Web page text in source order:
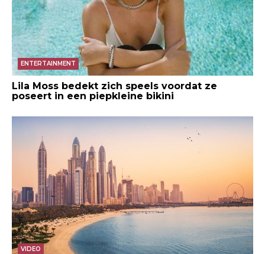
ENTERTAINMENT
Lila Moss bedekt zich speels voordat ze
poseert in een piepkleine bikini
VIDEO